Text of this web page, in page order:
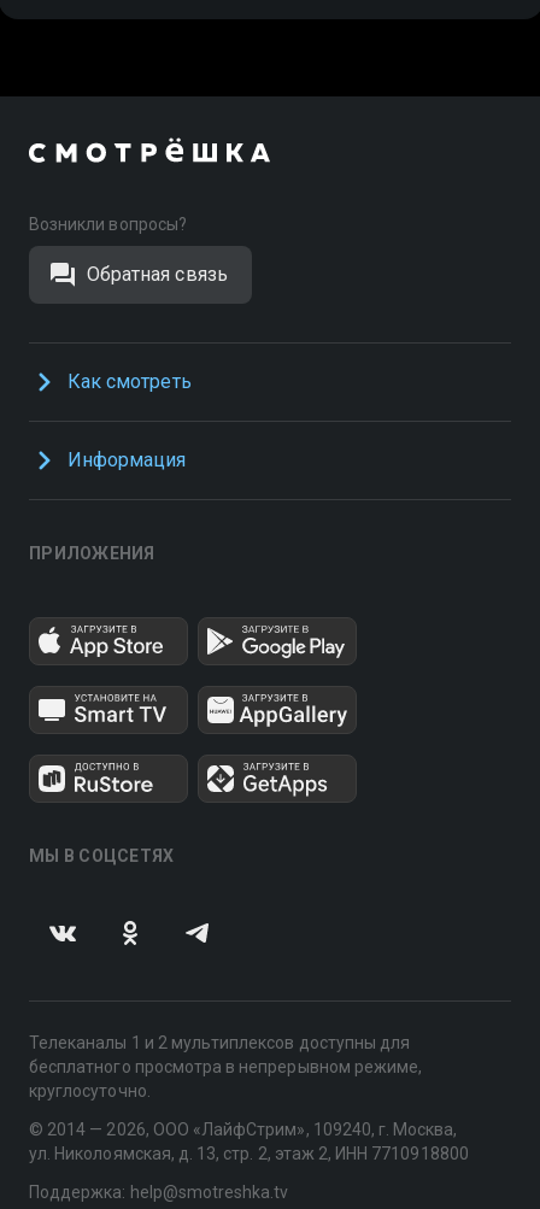
Возникли вопросы?
Обратная связь
Как смотреть
Информация
ПРИЛОЖЕНИЯ
МЫ В СОЦСЕТЯХ
Телеканалы 1 и 2 мультиплексов доступны для
бесплатного просмотра в непрерывном режиме,
круглосуточно.
© 2014 — 2026, ООО «ЛайфСтрим», 109240, г. Москва,
ул. Николоямская, д. 13, стр. 2, этаж 2, ИНН 7710918800
Поддержка: help@smotreshka.tv